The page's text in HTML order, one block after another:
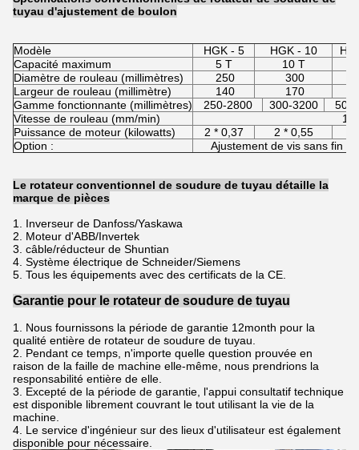
tuyau d'ajustement de boulon
Modèle HGK - 5 HGK - 10
Capacité maximum
5 T 10 T
Diamètre de rouleau (millimètres)
250 300
Largeur de rouleau (millimètre)
140 170
Gamme fonctionnante (millimètres)
250-2800 300-3200
Vitesse de rouleau (mm/min)
1 -
Puissance de moteur (kilowatts)
2 * 0,37 2 * 0,55
Option :
Ajustement de vis sans fin
Le rotateur conventionnel de soudure de tuyau détaille la
marque de pièces
1. Inverseur de Danfoss/Yaskawa
2. Moteur d'ABB/Invertek
3. câble/réducteur de Shuntian
4. Système électrique de Schneider/Siemens
5. Tous les équipements avec des certificats de la CE.
Garantie pour le rotateur de soudure de tuyau
1. Nous fournissons la période de garantie 12month pour la
qualité entière de rotateur de soudure de tuyau.
2. Pendant ce temps, n'importe quelle question prouvée en
raison de la faille de machine elle-même, nous prendrions la
responsabilité entière de elle.
3. Excepté de la période de garantie, l'appui consultatif technique
est disponible librement couvrant le tout utilisant la vie de la
machine.
4. Le service d'ingénieur sur des lieux d'utilisateur est également
disponible pour nécessaire.